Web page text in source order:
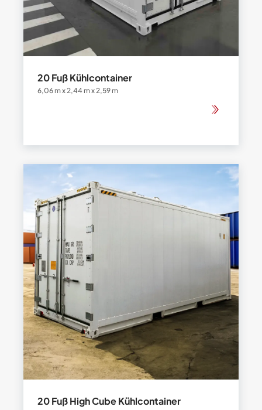
20 Fuß Kühlcontainer
6,06 m x 2,44 m x 2,59 m
20 Fuß High Cube Kühlcontainer